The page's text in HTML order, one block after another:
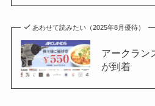
あわせて読みたい（2025年8月優待）
アークラン
が到着